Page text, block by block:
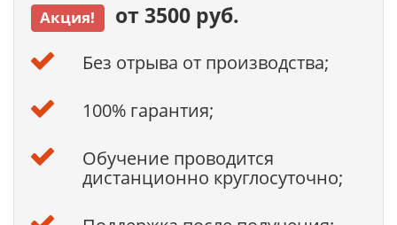
Акция! от 3500 руб.
Без отрыва от производства;
100% гарантия;
Обучение проводится
дистанционно круглосуточно;